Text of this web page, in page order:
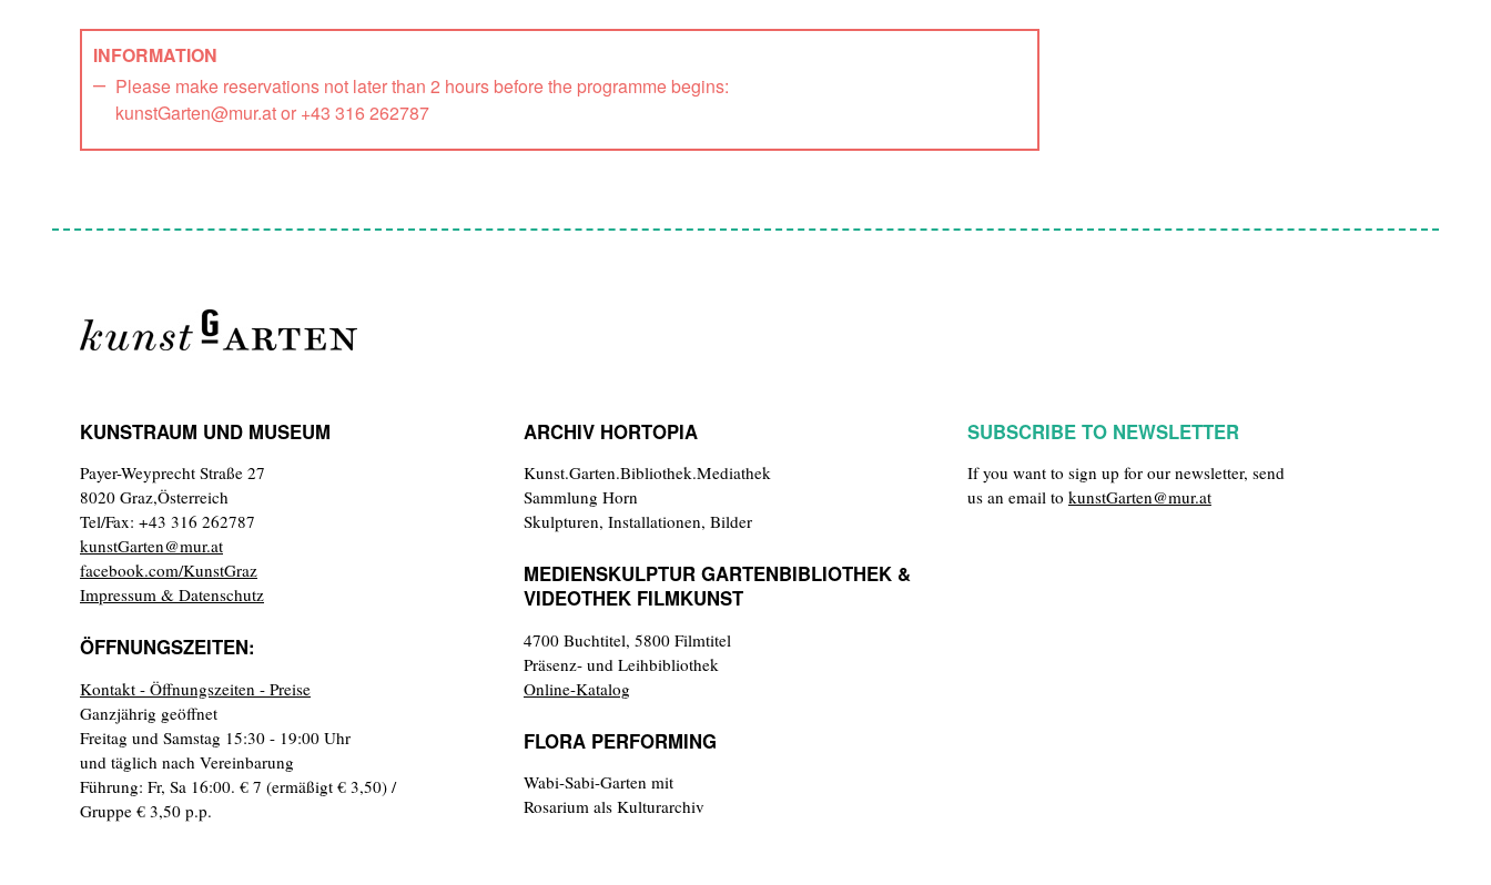
INFORMATION
Please make reservations not later than 2 hours before the programme begins:
kunstGarten@mur.at or +43 316 262787
KUNSTRAUM UND MUSEUM
Payer-Weyprecht Straße 27
8020 Graz,Österreich
Tel/Fax: +43 316 262787
kunstGarten@mur.at
facebook.com/KunstGraz
Impressum & Datenschutz
ÖFFNUNGSZEITEN:
Kontakt - Öffnungszeiten - Preise
Ganzjährig geöffnet
Freitag und Samstag 15:30 - 19:00 Uhr
und täglich nach Vereinbarung
Führung: Fr, Sa 16:00. € 7 (ermäßigt € 3,50) /
Gruppe € 3,50 p.p.
ARCHIV HORTOPIA
Kunst.Garten.Bibliothek.Mediathek
Sammlung Horn
Skulpturen, Installationen, Bilder
MEDIENSKULPTUR GARTENBIBLIOTHEK &
VIDEOTHEK FILMKUNST
4700 Buchtitel, 5800 Filmtitel
Präsenz- und Leihbibliothek
Online-Katalog
FLORA PERFORMING
Wabi-Sabi-Garten mit
Rosarium als Kulturarchiv
SUBSCRIBE TO NEWSLETTER
If you want to sign up for our newsletter, send
us an email to kunstGarten@mur.at